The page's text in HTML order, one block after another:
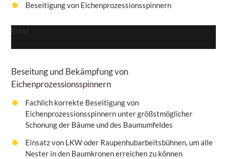
Beseitigung von Eichenprozessionsspinnern
Error
Beseitung und Bekämpfung von
Eichenprozessionsspinnern
Fachlich korrekte Beseitigung von
Eichenprozessionsspinnern unter größstmöglicher
Schonung der Bäume und des Baumumfeldes
Einsatz von LKW oder Raupenhubarbeitsbühnen, um alle
Nester in den Baumkronen erreichen zu können